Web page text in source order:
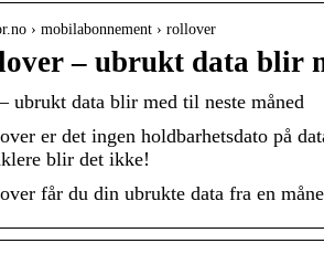
› mobilabonnement › rollover
– ubrukt data blir
ubrukt data blir med til neste måned
er det ingen holdbarhetsdato på
blir det ikke!
får du din ubrukte data fra en